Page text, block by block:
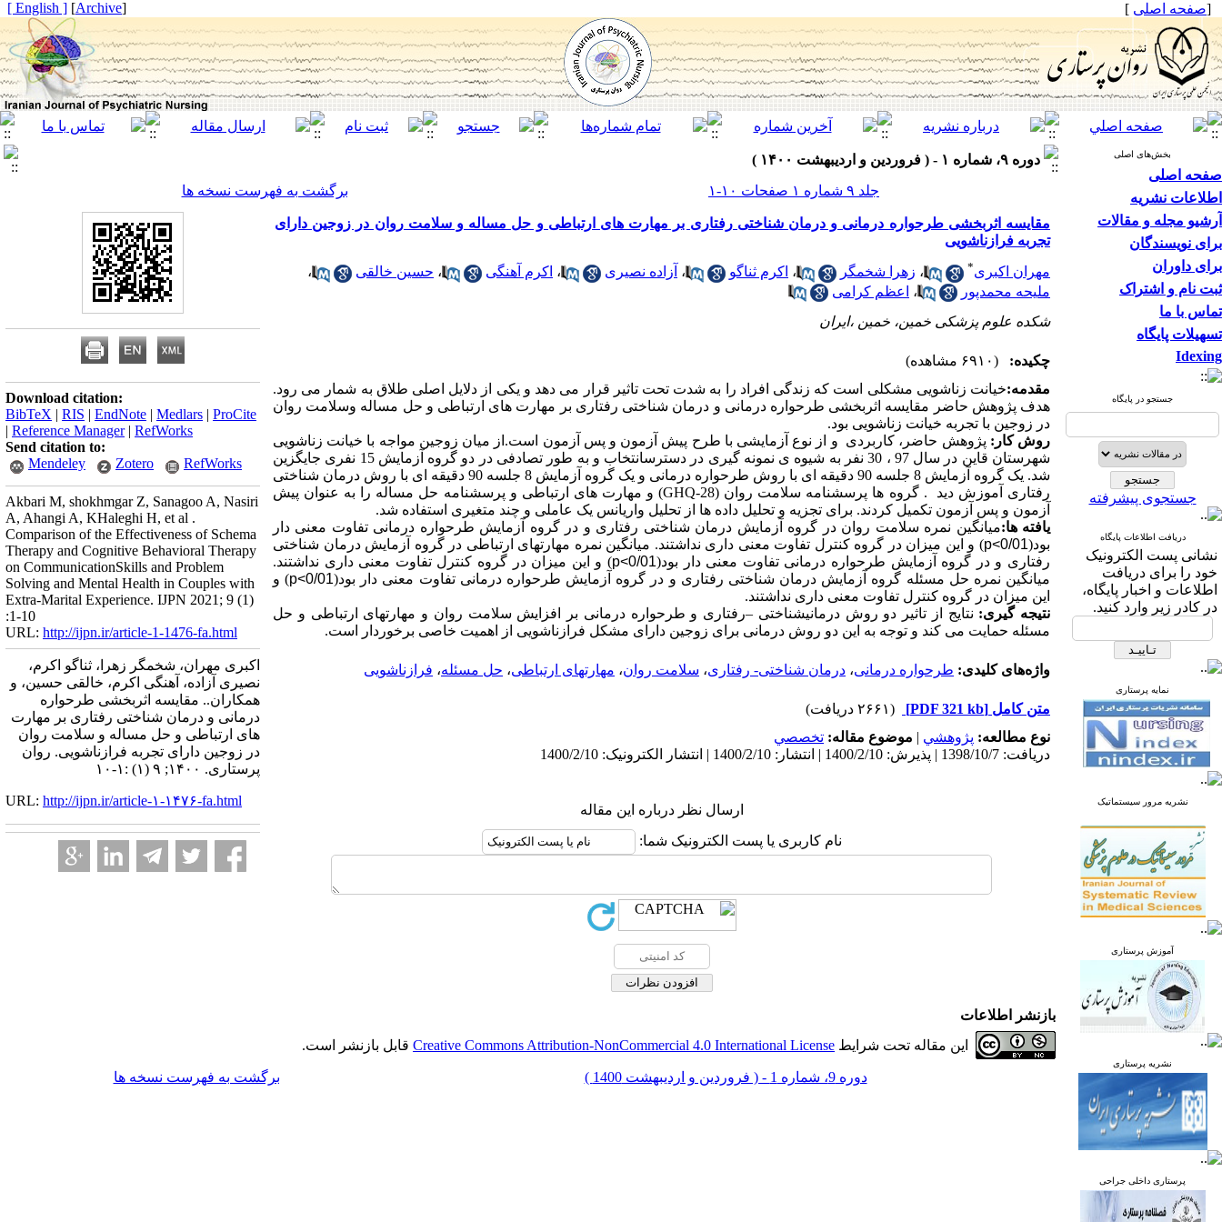
[صفحه اصلی ]
[
Archive
]
[ English ]
بخش‌های اصلی
صفحه اصلی
اطلاعات نشریه
آرشیو مجله و مقالات
برای نویسندگان
برای داوران
ثبت نام و اشتراک
تماس با ما
تسهیلات پایگاه
Idexing
جستجو در پایگاه
جستجوی پیشرفته
دریافت اطلاعات پایگاه
نشانی پست الکترونیک
خود را برای دریافت
اطلاعات و اخبار پایگاه،
در کادر زیر وارد کنید.
نمایه پرستاری
نشریه مرور سیستماتیک
آموزش پرستاری
نشریه پرستاری
پرستاری داخلی جراحی
دوره ۹، شماره ۱ - ( فروردین و اردیبهشت ۱۴۰۰ )
جلد ۹ شماره ۱ صفحات ۱۰-۱
برگشت به فهرست نسخه ها
مقایسه اثربخشی طرحواره درمانی و درمان شناختی رفتاری بر مهارت های ارتباطی و حل مساله و سلامت روان در زوجین دارای
تجربه فرازناشویی
مهران اکبری* ، زهرا شخمگر ، اکرم ثناگو ، آزاده نصیری ، اکرم آهنگی ، حسین خالقی
،
ملیحه محمدپور
،
اعظم کرامی
شکده علوم پزشکی خمین، خمین ،ایران
چکیده:
(۶۹۱۰ مشاهده)
مقدمه:خیانت زناشویی مشکلی است که زندگی افراد را به شدت تحت تاثیر قرار می دهد و یکی از دلایل اصلی طلاق به شمار می رود.
هدف پژوهش حاضر مقایسه اثربخشی طرحواره درمانی و درمان شناختی رفتاری بر مهارت های ارتباطی و حل مساله وسلامت روان
در زوجین با تجربه خیانت زناشویی بود.
روش کار: پژوهش حاضر ، کاربردی و از نوع آزمایشی با طرح پیش آزمون و پس آزمون است. از میان زوجین مواجه با خیانت زناشویی
شهرستان قاین در سال 97 ، 30 نفر به شیوه ی نمونه گیری در دسترسانتخاب و به طور تصادفی در دو گروه آزمایش 15 نفری جایگزین
شد. یک گروه آزمایش 8 جلسه 90 دقیقه ای با روش طرحواره درمانی و یک گروه آزمایش 8 جلسه 90 دقیقه ای با روش درمان شناختی
رفتاری آموزش دید . گروه ها پرسشنامه سلامت روان (GHQ-28) و مهارت های ارتباطی و پرسشنامه حل مساله را به عنوان پیش
آزمون و پس آزمون تکمیل کردند. برای تجزیه و تحلیل داده ها از تحلیل واریانس یک عاملی و چند متغیری استفاده شد.
یافته ها:میانگین نمره سلامت روان در گروه آزمایش درمان شناختی رفتاری و در گروه آزمایش طرحواره درمانی تفاوت معنی دار
بود(p<0/01) و این میزان در گروه کنترل تفاوت معنی داری نداشتند. میانگین نمره مهارتهای ارتباطی در گروه آزمایش درمان شناختی
رفتاری و در گروه آزمایش طرحواره درمانی تفاوت معنی دار بود(p<0/01) و این میزان در گروه کنترل تفاوت معنی داری نداشتند.
میانگین نمره حل مسئله گروه آزمایش درمان شناختی رفتاری و در گروه آزمایش طرحواره درمانی تفاوت معنی دار بود(p<0/01) و
این میزان در گروه کنترل تفاوت معنی داری نداشتند.
نتیجه گیری: نتایج از تاثیر دو روش درمانیشناختی –رفتاری و طرحواره درمانی بر افزایش سلامت روان و مهارتهای ارتباطی و حل
مسئله حمایت می کند و توجه به این دو روش درمانی برای زوجین دارای مشکل فرازناشویی از اهمیت خاصی برخوردار است.
واژه‌های کلیدی: طرحواره درمانی، درمان شناختی- رفتاری، سلامت روان، مهارتهای ارتباطی، حل مسئله، فرازناشویی
متن کامل [PDF 321 kb]
(۲۶۶۱ دریافت)
نوع مطالعه: پژوهشي | موضوع مقاله: تخصصي
دریافت: 1398/10/7 | پذیرش: 1400/2/10 | انتشار: 1400/2/10 | انتشار الکترونیک: 1400/2/10
ارسال نظر درباره این مقاله
نام کاربری یا پست الکترونیک شما:
Download citation:
BibTeX | RIS | EndNote | Medlars | ProCite
| Reference Manager| RefWorks
Send citation to:
Mendeley
Zotero RefWorks
Akbari M, shokhmgar Z, Sanagoo A, Nasiri
A, Ahangi A, KHaleghi H, et al .
Comparison of the Effectiveness of Schema
Therapy and Cognitive Behavioral Therapy
on CommunicationSkills and Problem
Solving and Mental Health in Couples with
Extra-Marital Experience. IJPN 2021; 9 (1)
:1-10
URL: http://ijpn.ir/article-1-1476-fa.html
اکبری مهران، شخمگر زهرا، ثناگو اکرم،
نصیری آزاده، آهنگی اکرم، خالقی حسین، و
همکاران.. مقایسه اثربخشی طرحواره
درمانی و درمان شناختی رفتاری بر مهارت
های ارتباطی و حل مساله و سلامت روان
در زوجین دارای تجربه فرازناشویی. روان
پرستاری. ۱۴۰۰; ۹ (۱) :۱-۱۰
URL: http://ijpn.ir/article-۱-۱۴۷۶-fa.html
بازنشر اطلاعات
این مقاله تحت شرایط Creative Commons Attribution-NonCommercial 4.0 International License قابل بازنشر است.
دوره 9، شماره 1 - ( فروردین و اردیبهشت 1400 ) برگشت به فهرست نسخه ها